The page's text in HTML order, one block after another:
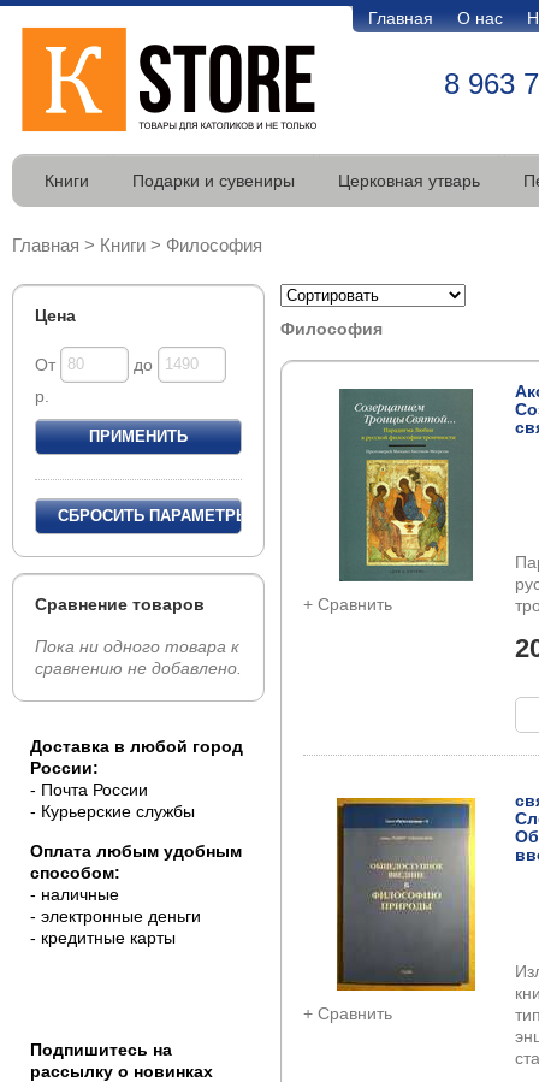
Главная О нас
8 963
Книги Подарки и сувениры Церковная утварь
Главная > Книги > Философия
Философия
+ Сравнить
+ Сравнить
Цена
От
до
р.
Сравнение товаров
Пока ни одного товара к
сравнению не добавлено.
Доставка в любой город
России:
- Почта России
- Курьерские службы
Оплата любым удобным
способом:
- наличные
- электронные деньги
- кредитные карты
Подпишитесь на
рассылку о новинках